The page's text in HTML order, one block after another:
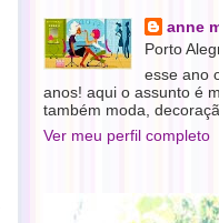
anne
Porto
esse ano
anos! aqui o assunto é
também moda,
Ver meu perfil completo